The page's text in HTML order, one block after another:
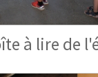
à lire de